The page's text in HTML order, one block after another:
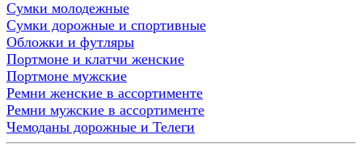
Сумки молодежные
Сумки дорожные и спортивные
Обложки и футляры
Портмоне и клатчи женские
Портмоне мужские
Ремни женские в ассортименте
Ремни мужские в ассортименте
Чемоданы дорожные и Телеги